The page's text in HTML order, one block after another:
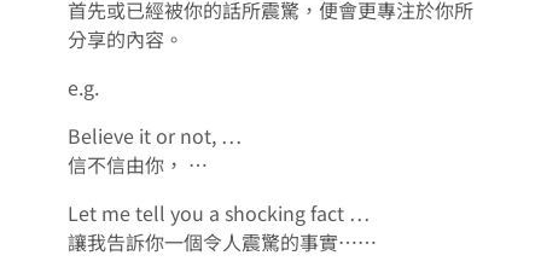
首先或已經被你的話所震驚，便會更專注於你所
分享的內容。
e.g.
Believe it or not, …
信不信由你， …
Let me tell you a shocking fact …
讓我告訴你一個令人震驚的事實……